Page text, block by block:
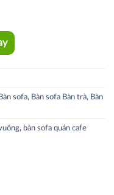
Bàn sofa, Bàn sofa Bàn trà, Bàn
, bàn sofa quán cafe